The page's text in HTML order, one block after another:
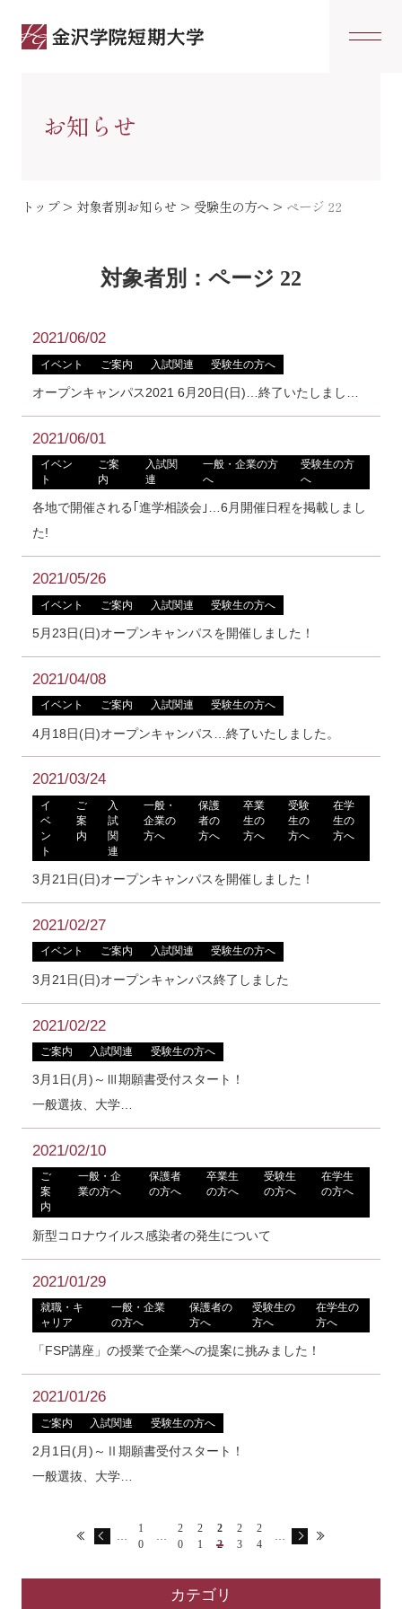
お知らせ
トップ> 対象者別お知らせ > 受験生の方へ > ページ 22
対象者別：ページ 22
2021/06/02
イベント ご案内 入試関連 受験生の方へ
オープンキャンパス2021 6月20日(日)…終了いたしまし…
2021/06/01
イベン
ト
ご案
内
入試関
連
一般・企業の方
へ
受験生の方
へ
各地で開催される｢進学相談会｣…6月開催日程を掲載しまし
た!
2021/05/26
イベント ご案内 入試関連 受験生の方へ
5月23日(日)オープンキャンパスを開催しました！
2021/04/08
イベント ご案内 入試関連 受験生の方へ
4月18日(日)オープンキャンパス…終了いたしました。
2021/03/24
イ
ベ
ン
ト
ご
案
内
入
試
関
連
一般・
企業の
方へ
保護
者の
方へ
卒業
生の
方へ
受験
生の
方へ
在学
生の
方へ
3月21日(日)オープンキャンパスを開催しました！
2021/02/27
イベント ご案内 入試関連 受験生の方へ
3月21日(日)オープンキャンパス終了しました
2021/02/22
ご案内 入試関連 受験生の方へ
3月1日(月)～Ⅲ期願書受付スタート！
一般選抜、大学…
2021/02/10
ご
案
内
一般・企
業の方へ
保護者
の方へ
卒業生
の方へ
受験生
の方へ
在学生
の方へ
新型コロナウイルス感染者の発生について
2021/01/29
就職・キ
ャリア
一般・企業
の方へ
保護者の
方へ
受験生の
方へ
在学生の
方へ
「FSP講座」の授業で企業への提案に挑みました！
2021/01/26
ご案内 入試関連 受験生の方へ
2月1日(月)～Ⅱ期願書受付スタート！
一般選抜、大学…
…
1
0
…
2
0
2
1
2
2
2
3
2
4
…
カテゴリ